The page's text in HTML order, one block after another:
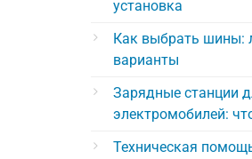
установка
Как выбрать шины:
варианты
Зарядные станции
электромобилей:
Техническая